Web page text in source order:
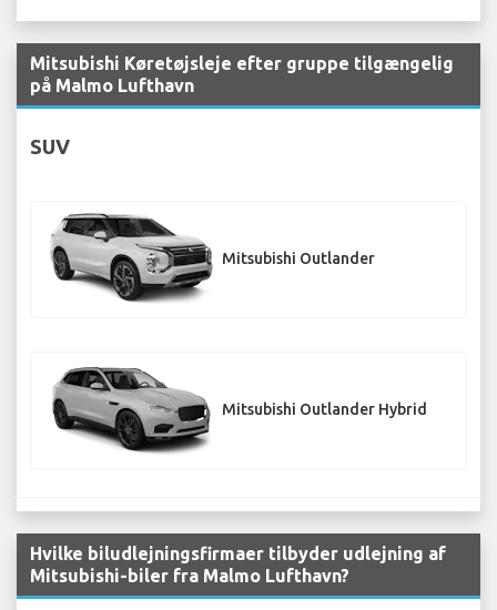
Mitsubishi Køretøjsleje efter gruppe tilgængelig
på Malmo Lufthavn
SUV
Mitsubishi Outlander
Mitsubishi Outlander Hybrid
Hvilke biludlejningsfirmaer tilbyder udlejning af
Mitsubishi-biler fra Malmo Lufthavn?